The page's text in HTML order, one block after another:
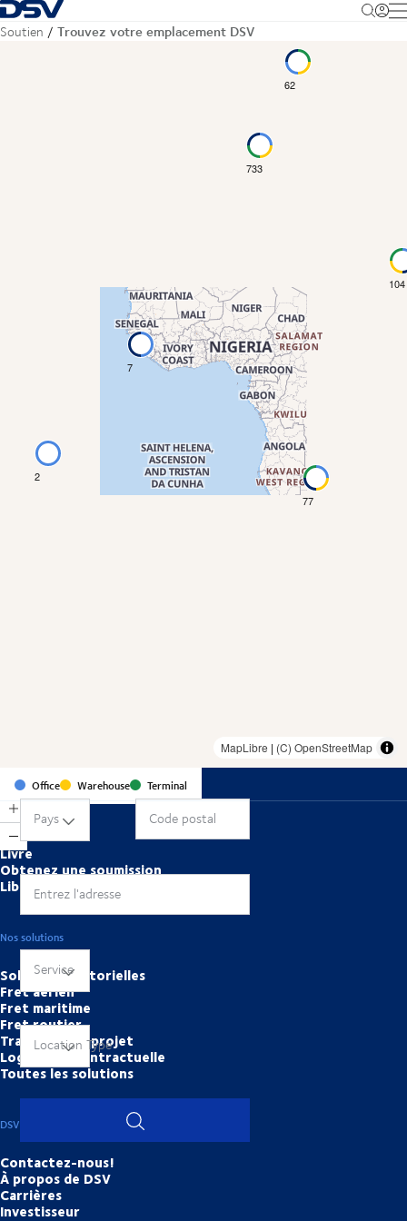
Retour à la page d'accueil
Soutien Trouvez votre emplacement DSV
2
733
77
7
104
62
MapLibre | (C) OpenStreetMap
Office Warehouse Terminal
Pays Code postal
Entrez l'adresse
Service
Location Type
Outils en ligne
Livre
Obtenez une soumission
Libre-service
Nos solutions
Solutions sectorielles
Fret aérien
Fret maritime
Fret routier
Transport de projet
Logistique contractuelle
Toutes les solutions
DSV
Contactez-nous!
À propos de DSV
Carrières
Investisseur